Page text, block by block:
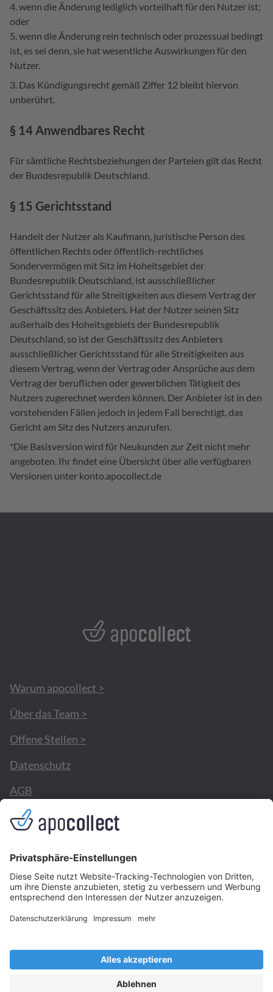
wenn die Änderung lediglich vorteilhaft für den Nutzer ist;
oder
wenn die Änderung rein technisch oder prozessual bedingt
ist, es sei denn, sie hat wesentliche Auswirkungen für den
Nutzer.
Das Kündigungsrecht gemäß Ziffer 12 bleibt hiervon
unberührt.
§ 14 Anwendbares Recht
Für sämtliche Rechtsbeziehungen der Parteien gilt das Recht
der Bundesrepublik Deutschland.
§ 15 Gerichtsstand
Handelt der Nutzer als Kaufmann, juristische Person des
öffentlichen Rechts oder öffentlich-rechtliches
Sondervermögen mit Sitz im Hoheitsgebiet der
Bundesrepublik Deutschland, ist ausschließlicher
Gerichtsstand für alle Streitigkeiten aus diesem Vertrag der
Geschäftssitz des Anbieters. Hat der Nutzer seinen Sitz
außerhalb des Hoheitsgebiets der Bundesrepublik
Deutschland, so ist der Geschäftssitz des Anbieters
ausschließlicher Gerichtsstand für alle Streitigkeiten aus
diesem Vertrag, wenn der Vertrag oder Ansprüche aus dem
Vertrag der beruflichen oder gewerblichen Tätigkeit des
Nutzers zugerechnet werden können. Der Anbieter ist in den
vorstehenden Fällen jedoch in jedem Fall berechtigt, das
Gericht am Sitz des Nutzers anzurufen.
*Die Basisversion wird für Neukunden zur Zeit nicht mehr
angeboten. Ihr findet eine Übersicht über alle verfügbaren
Versionen unter konto.apocollect.de
Warum apocollect >
Über das Team >
Offene Stellen >
Datenschutz
AGB
Kontakt
apocollect ist ausschließlich für Apotheken gedacht. Mit der
Anmeldung bestätigen Sie, dass Sie Angehöriger der
Fachkreise gemäß §2 HWG sind.
Copyright © ELISANA Digital GmbH | Alle Rechte